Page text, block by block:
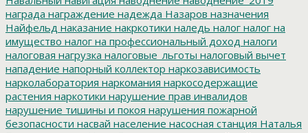
награда награждение надежда Назаров назначения
Найфельд наказание накркотики наледь налог налог на
имущество налог на профессиональный доход налоги
налоговая нагрузка налоговые_льготы налоговый вычет
нападение напорный коллектор наркозависимость
нарколаборатория наркомания наркосодержащие
растения наркотики нарушение прав инвалидов
нарушение тишины и покоя нарушения пожарной
безопасности насвай население насосная станция Наталья